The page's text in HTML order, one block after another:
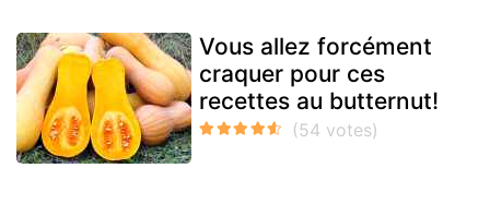
Vous allez forcément
craquer pour ces
recettes au butternut!